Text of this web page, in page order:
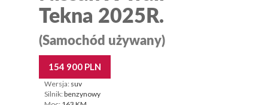
Tekna 2025R.
(Samochód używany)
154 900 PLN
Wersja: suv
Silnik: benzynowy